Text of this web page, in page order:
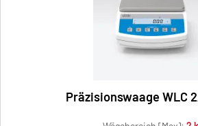
Präzisionswaage WLC